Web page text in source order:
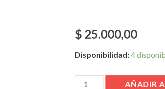
$ 25.000,00
Disponibilidad:4
AÑADIR